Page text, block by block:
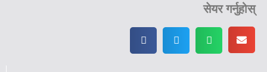
सेयर गर्नुहोस्